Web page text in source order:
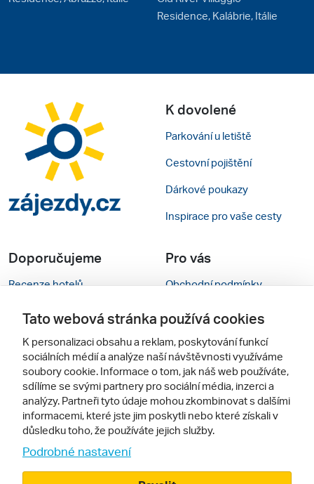
Residence, Kalábrie, Itálie
K dovolené
Parkování u letiště
Cestovní pojištění
Dárkové poukazy
Inspirace pro vaše cesty
Doporučujeme
Recenze hotelů
Rady na cestu
Cestovní kanceláře
Zájazdy.sk
Pro vás
Obchodní podmínky
Kontakty
Nastavení cookies
Mobilní verze webu
Sledujte nás
Tato webová stránka používá cookies
K personalizaci obsahu a reklam, poskytování funkcí
sociálních médií a analýze naší návštěvnosti využíváme
soubory cookie. Informace o tom, jak náš web používáte,
sdílíme se svými partnery pro sociální média, inzerci a
analýzy. Partneři tyto údaje mohou zkombinovat s dalšími
informacemi, které jste jim poskytli nebo které získali v
důsledku toho, že používáte jejich služby.
Podrobné nastavení